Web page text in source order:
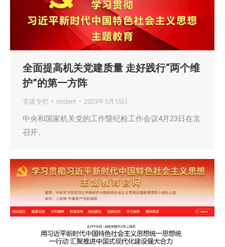
全面提高机关党建质量 走好践行“两个维
护”的第一方阵
党建专栏 cndent 2023年5月15日
中央和国家机关党的工作暨纪检工作会议4月23日在京
召开。